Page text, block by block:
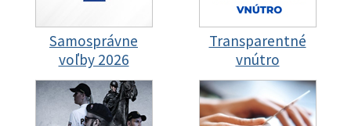
Samosprávne
voľby 2026
Transparentné
vnútro